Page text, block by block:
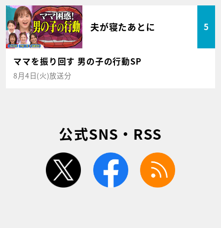
夫が寝たあとに 5
ママを振り回す 男の子の行動SP
8月4日(火)放送分
公式SNS・RSS
twitter facebook